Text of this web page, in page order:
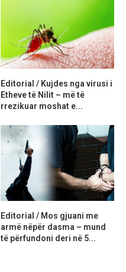
Editorial / Kujdes nga virusi i
Etheve të Nilit – më të
rrezikuar moshat e...
Editorial / Mos gjuani me
armë nëpër dasma – mund
të përfundoni deri në 5...